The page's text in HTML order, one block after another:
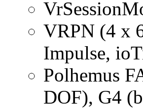
VRPN (4 x
Impulse,
Polhemus
DOF), G4